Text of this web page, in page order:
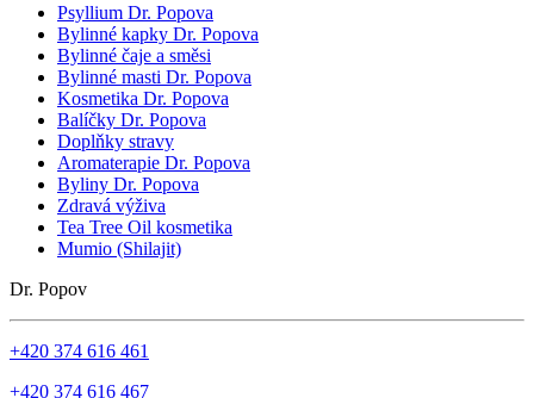
Psyllium Dr. Popova
Bylinné kapky Dr. Popova
Bylinné čaje a směsi
Bylinné masti Dr. Popova
Kosmetika Dr. Popova
Balíčky Dr. Popova
Doplňky stravy
Aromaterapie Dr. Popova
Byliny Dr. Popova
Zdravá výživa
Tea Tree Oil kosmetika
Mumio (Shilajit)
Dr. Popov
+420 374 616 461
+420 374 616 467